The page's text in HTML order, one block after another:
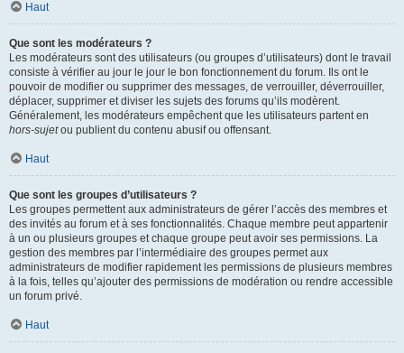
Haut
Que sont les modérateurs ?
Les modérateurs sont des utilisateurs (ou groupes d’utilisateurs) dont le travail
consiste à vérifier au jour le jour le bon fonctionnement du forum. Ils ont le
pouvoir de modifier ou supprimer des messages, de verrouiller, déverrouiller,
déplacer, supprimer et diviser les sujets des forums qu’ils modèrent.
Généralement, les modérateurs empêchent que les utilisateurs partent en
hors-sujetou publient du contenu abusif ou offensant.
Haut
Que sont les groupes d’utilisateurs ?
Les groupes permettent aux administrateurs de gérer l’accès des membres et
des invités au forum et à ses fonctionnalités. Chaque membre peut appartenir
à un ou plusieurs groupes et chaque groupe peut avoir ses permissions. La
gestion des membres par l’intermédiaire des groupes permet aux
administrateurs de modifier rapidement les permissions de plusieurs membres
à la fois, telles qu’ajouter des permissions de modération ou rendre accessible
un forum privé.
Haut